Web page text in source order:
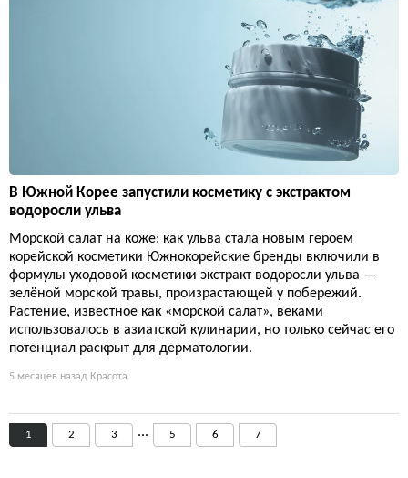
В Южной Корее запустили косметику с экстрактом
водоросли ульва
Морской салат на коже: как ульва стала новым героем
корейской косметики Южнокорейские бренды включили в
формулы уходовой косметики экстракт водоросли ульва —
зелёной морской травы, произрастающей у побережий.
Растение, известное как «морской салат», веками
использовалось в азиатской кулинарии, но только сейчас его
потенциал раскрыт для дерматологии.
5 месяцев назад Красота
1 2 3 ... 5 6 7